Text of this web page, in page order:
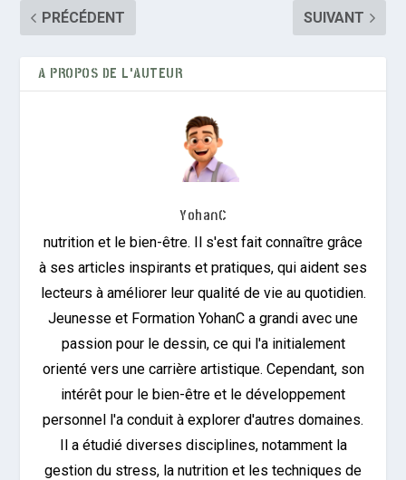
PRÉCÉDENT
SUIVANT
A PROPOS DE L'AUTEUR
YohanC
nutrition et le bien-être. Il s'est fait connaître grâce
à ses articles inspirants et pratiques, qui aident ses
lecteurs à améliorer leur qualité de vie au quotidien.
Jeunesse et Formation YohanC a grandi avec une
passion pour le dessin, ce qui l'a initialement
orienté vers une carrière artistique. Cependant, son
intérêt pour le bien-être et le développement
personnel l'a conduit à explorer d'autres domaines.
Il a étudié diverses disciplines, notamment la
gestion du stress, la nutrition et les techniques de